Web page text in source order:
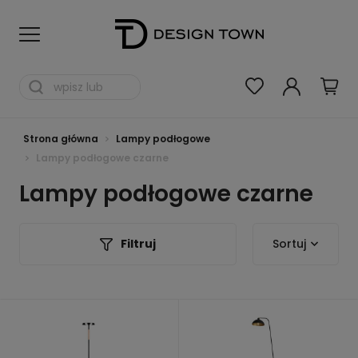
Strona główna
Lampy podłogowe
Lampy podłogowe czarne
Lampy podłogowe czarne
Filtruj Sortuj